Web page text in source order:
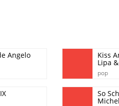
Angelo Kiss
Lipa
pop
So